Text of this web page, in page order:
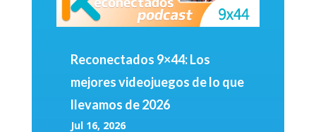
Reconectados 9×44: Los
mejores videojuegos de lo que
llevamos de 2026
Jul 16, 2026